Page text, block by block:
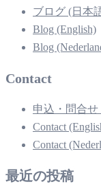
ブログ (日本
Blog (English)
Blog
Contact
申込・問合せ
Contact
Contact
最近の投稿